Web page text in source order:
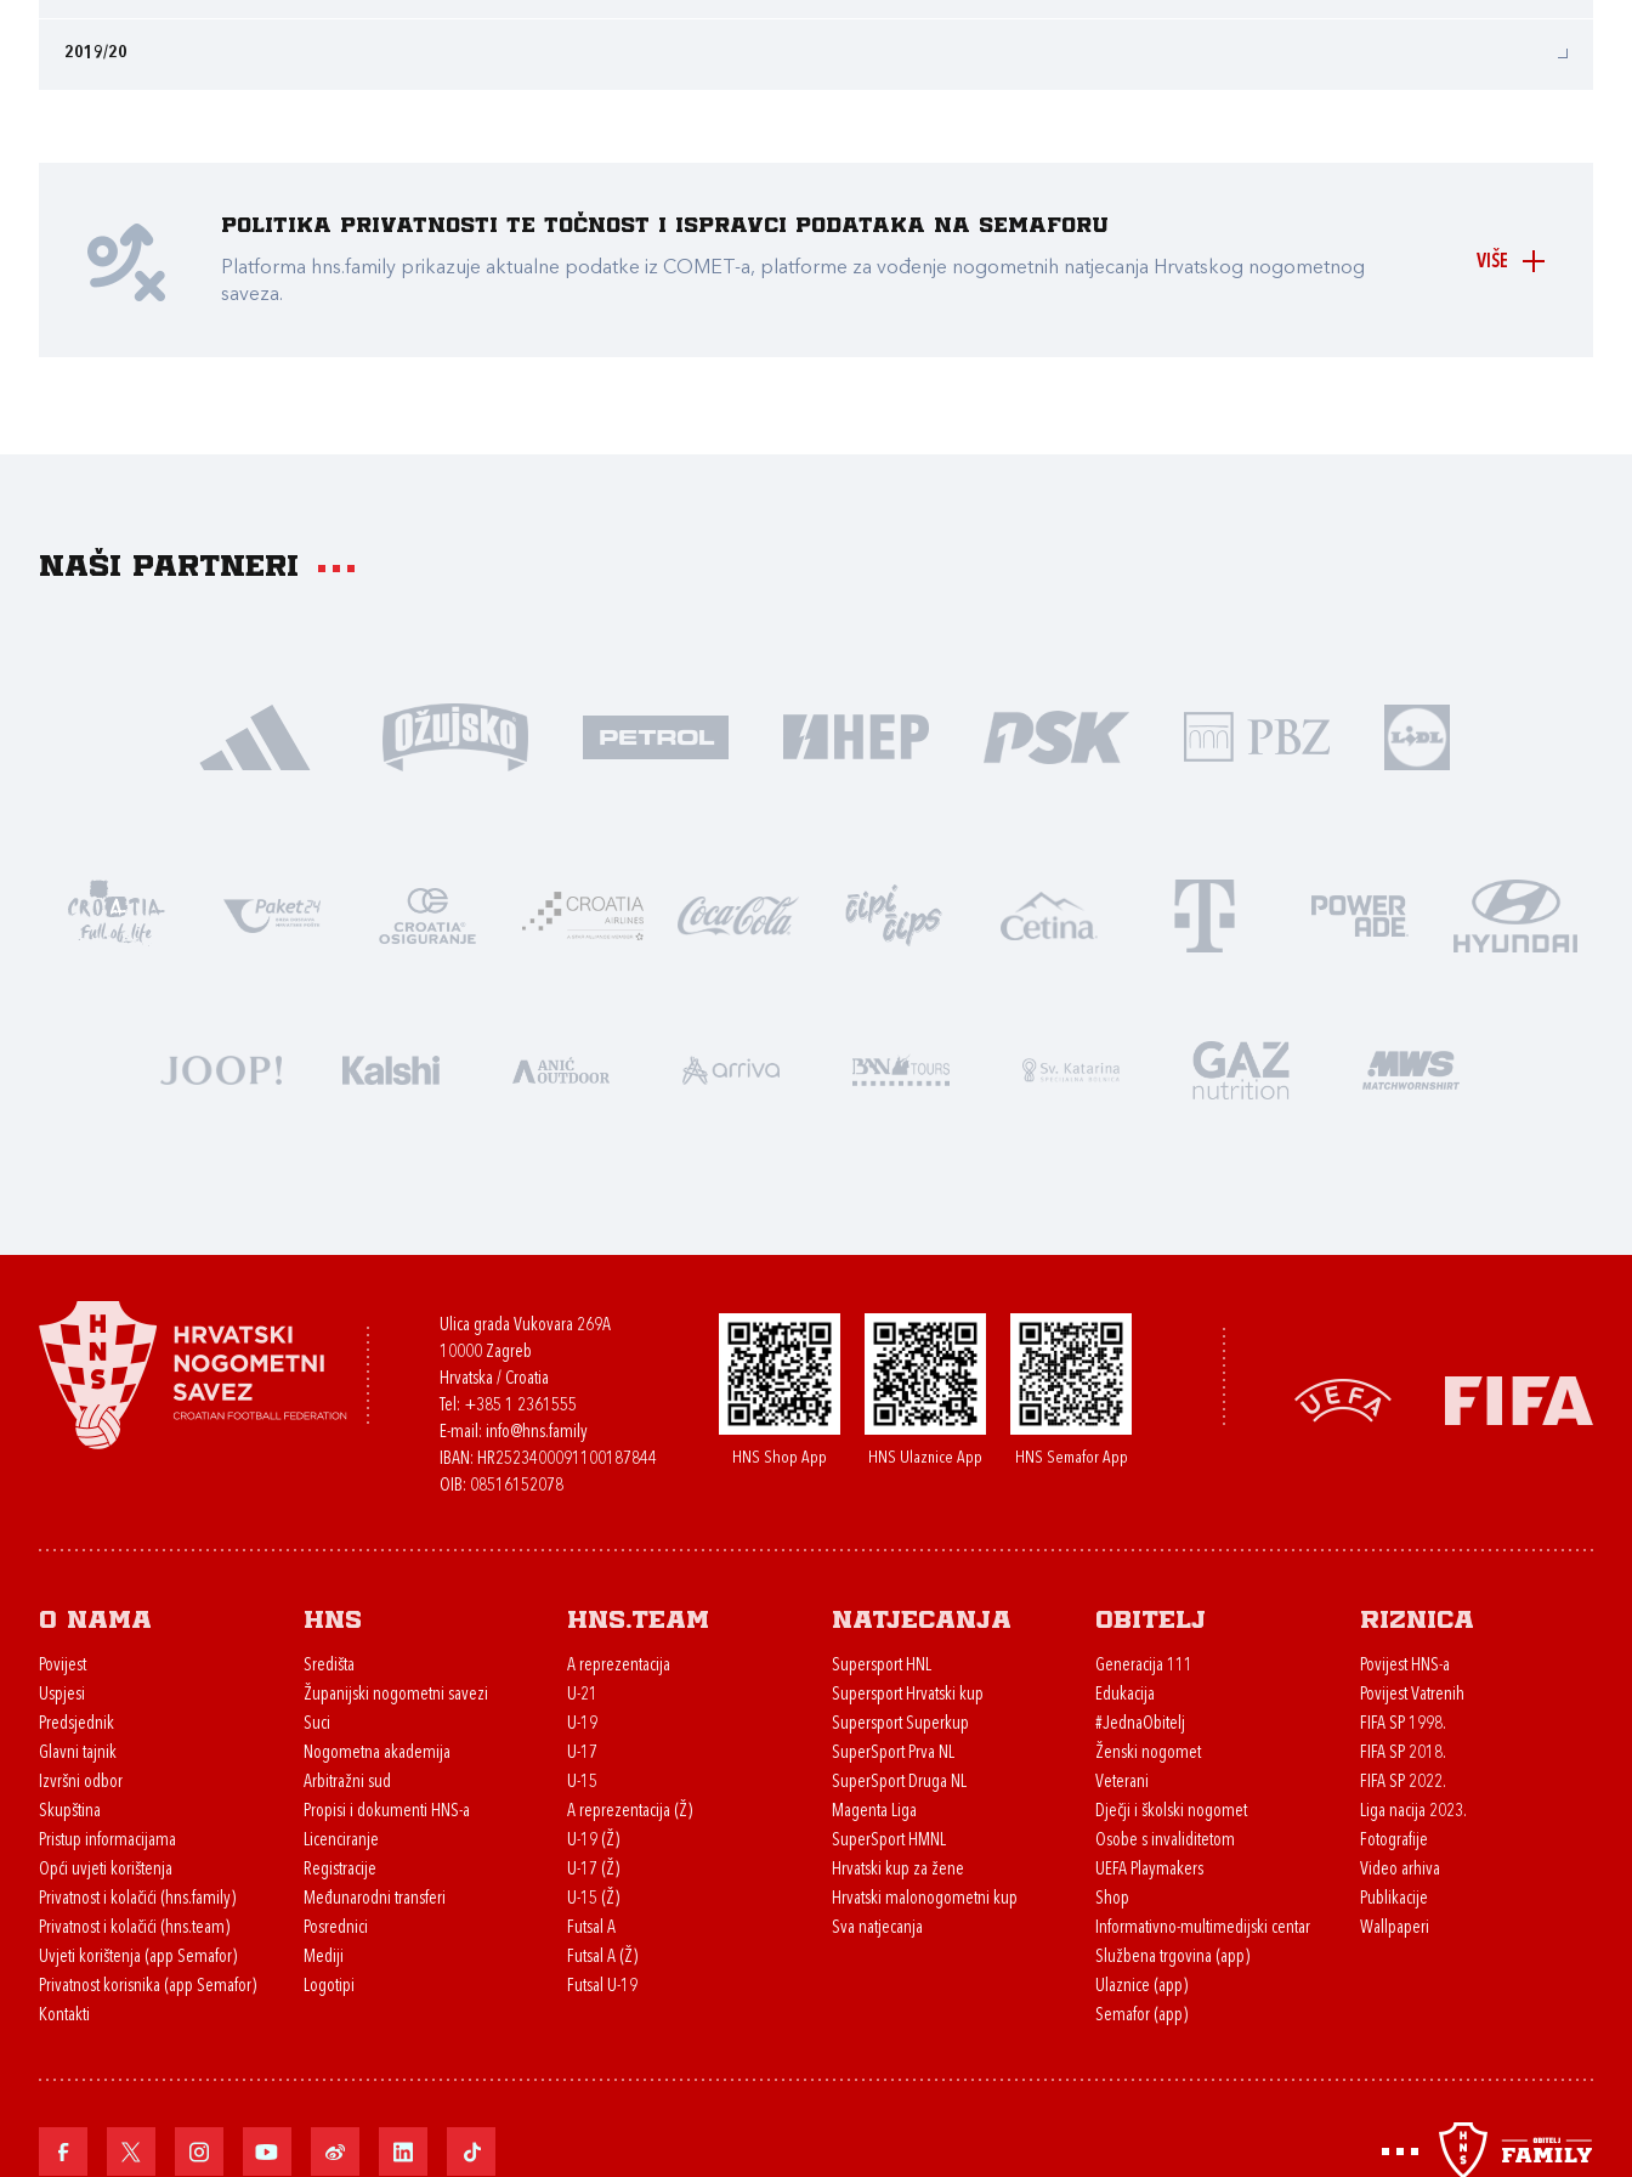
2019/20
VIŠE
Politika privatnosti te točnost i ispravci podataka na Semaforu
Platforma hns.family prikazuje aktualne podatke iz COMET-a, platforme za vođenje nogometnih natjecanja Hrvatskog nogometnog
saveza.
Naši partneri
Ulica grada Vukovara 269A
10000 Zagreb
Hrvatska / Croatia
Tel: +385 1 2361555
E-mail: info@hns.family
IBAN: HR2523400091100187844
OIB: 08516152078
HNS Shop App HNS Ulaznice App HNS Semafor App
O nama
Povijest
Uspjesi
Predsjednik
Glavni tajnik
Izvršni odbor
Skupština
Pristup informacijama
Opći uvjeti korištenja
Privatnost i kolačići (hns.family)
Privatnost i kolačići (hns.team)
Uvjeti korištenja (app Semafor)
Privatnost korisnika (app Semafor)
Kontakti
HNS
Središta
Županijski nogometni savezi
Suci
Nogometna akademija
Arbitražni sud
Propisi i dokumenti HNS-a
Licenciranje
Registracije
Međunarodni transferi
Posrednici
Mediji
Logotipi
HNS.team
A reprezentacija
U-21
U-19
U-17
U-15
A reprezentacija (Ž)
U-19 (Ž)
U-17 (Ž)
U-15 (Ž)
Futsal A
Futsal A (Ž)
Futsal U-19
Natjecanja
Supersport HNL
Supersport Hrvatski kup
Supersport Superkup
SuperSport Prva NL
SuperSport Druga NL
Magenta Liga
SuperSport HMNL
Hrvatski kup za žene
Hrvatski malonogometni kup
Sva natjecanja
Obitelj
Generacija 111
Edukacija
#JednaObitelj
Ženski nogomet
Veterani
Dječji i školski nogomet
Osobe s invaliditetom
UEFA Playmakers
Shop
Informativno-multimedijski centar
Službena trgovina (app)
Ulaznice (app)
Semafor (app)
Riznica
Povijest HNS-a
Povijest Vatrenih
FIFA SP 1998.
FIFA SP 2018.
FIFA SP 2022.
Liga nacija 2023.
Fotografije
Video arhiva
Publikacije
Wallpaperi